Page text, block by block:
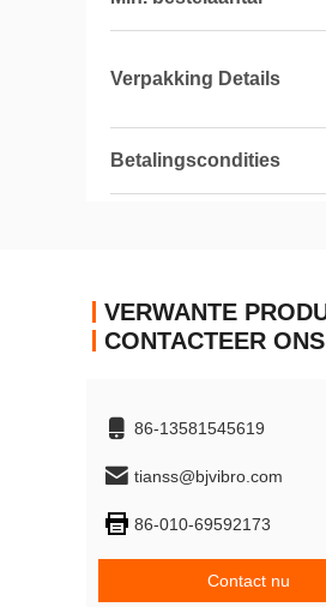
Verpakking Details
Betalingscondities
CONTACTEER ONS
86-13581545619
tianss@bjvibro.com
86-010-69592173
Contact nu